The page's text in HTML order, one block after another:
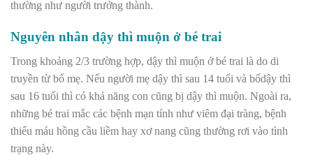
thường như người trưởng thành.
Nguyên nhân dậy thì muộn ở bé trai
Trong khoảng 2/3 trường hợp, dậy thì muộn ở bé trai là do di
truyền từ bố mẹ. Nếu người mẹ dậy thì sau 14 tuổi và bốdậy thì
sau 16 tuổi thì có khả năng con cũng bị dậy thì muộn. Ngoài ra,
những bé trai mắc các bệnh mạn tính như viêm đại tràng, bệnh
thiếu máu hồng cầu liềm hay xơ nang cũng thường rơi vào tình
trạng này.